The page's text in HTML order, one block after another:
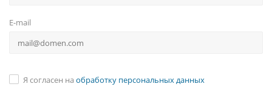
E-mail
Я согласен на обработку персональных данных